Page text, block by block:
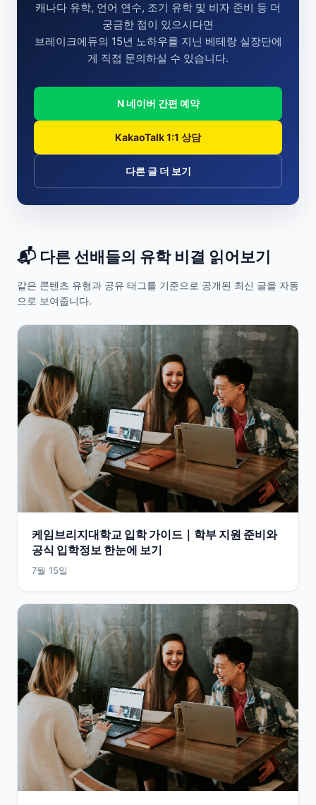
캐나다 유학, 언어 연수, 조기 유학 및 비자 준비 등 더
궁금한 점이 있으시다면
브레이크에듀의 15년 노하우를 지닌 베테랑 실장단에
게 직접 문의하실 수 있습니다.
N 네이버 간편 예약
KakaoTalk 1:1 상담
다른 글 더 보기
📬 다른 선배들의 유학 비결 읽어보기
같은 콘텐츠 유형과 공유 태그를 기준으로 공개된 최신 글을 자동
으로 보여줍니다.
케임브리지대학교 입학 가이드｜학부 지원 준비와
공식 입학정보 한눈에 보기
7월 15일